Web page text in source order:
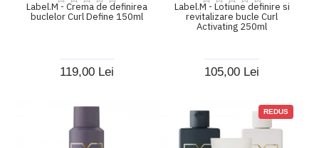
Label.M - Crema de definirea
buclelor Curl Define 150ml
119,00 Lei
Label.M - Lotiune definire si
revitalizare bucle Curl
Activating 250ml
105,00 Lei
REDUS